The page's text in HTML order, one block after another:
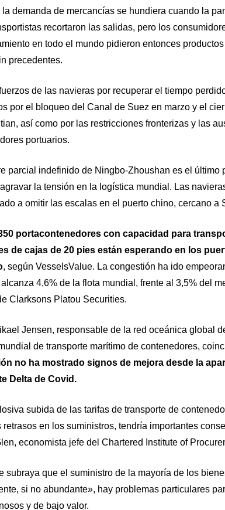
la demanda de mercancías se hundiera cuando la
recortaron las salidas, pero los
en todo el mundo pidieron entonces
precedentes.
de las navieras por recuperar el tiempo
por el bloqueo del Canal de Suez en marzo y el
así como por las restricciones fronterizas y las
portuarios.
parcial indefinido de Ningbo-Zhoushan es el último
la tensión en la logística mundial. Las
a omitir las escalas en el puerto chino, cercano a
portacontenedores con capacidad para
de cajas de 20 pies están esperando en los
, según VesselsValue. La congestión ha ido
4,6% de la flota mundial, frente al 3,5% del
Clarksons Platou Securities.
Jensen, responsable de la red oceánica global
de transporte marítimo de contenedores,
no ha mostrado signos de mejora desde la
Delta de Covid.
subida de las tarifas de transporte de
retrasos en los suministros, tendría importantes
economista jefe del Chartered Institute of
subraya que el suministro de la mayoría de los
si no abundante», hay problemas particulares
y de bajo valor.